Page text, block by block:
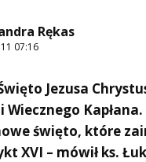
Rękas
07:16
Jezusa
Wiecznego Kapłana.
święto, które
XVI – mówił ks.